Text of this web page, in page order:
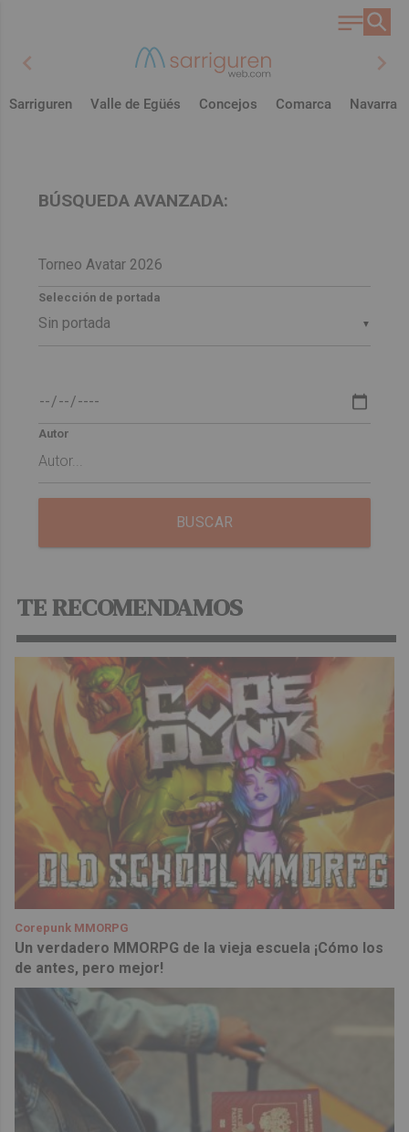
chevron_left chevron_right
Sarriguren Valle de Egüés Concejos Comarca Navarra
BÚSQUEDA AVANZADA:
▼
Selección de portada
Autor
BUSCAR
TE RECOMENDAMOS
Corepunk MMORPG
Un verdadero MMORPG de la vieja escuela ¡Cómo los
de antes, pero mejor!